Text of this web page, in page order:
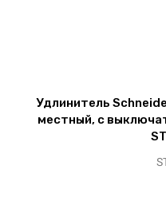
Удлинитель
местный, с